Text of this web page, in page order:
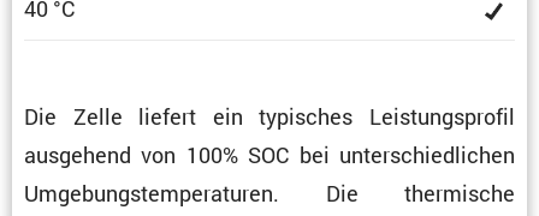
40 °C
Die Zelle liefert ein typisches Leistungs­profil
ausge­hend von 100% SOC bei unter­schied­li­chen
Umgebungs­tem­pe­ra­turen. Die thermi­sche